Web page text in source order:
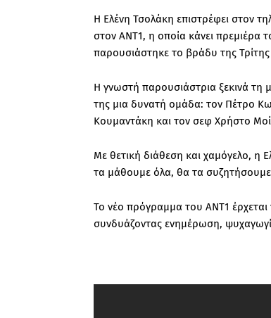
Η Ελένη Τσολάκη επιστρέφει στον
στον ΑΝΤ1, η οποία κάνει πρεμιέρα
παρουσιάστηκε το βράδυ της
Η γνωστή παρουσιάστρια ξεκινά τη
της μια δυνατή ομάδα: τον Πέτρο
Κουμαντάκη και τον σεφ Χρήστο
Με θετική διάθεση και χαμόγελο, η
τα μάθουμε όλα, θα τα
Το νέο πρόγραμμα του ΑΝΤ1
συνδυάζοντας ενημέρωση,